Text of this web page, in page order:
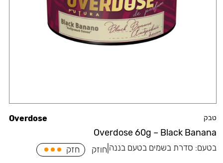
טבק
Overdose 60g – Black Banana
Overdose
בטעם: סדרת בשמים בטעם בננה חוזק חזק